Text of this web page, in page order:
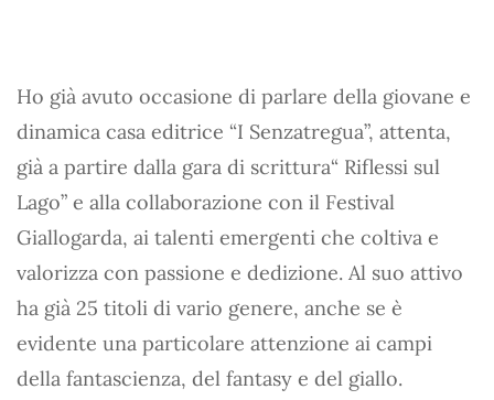
Ho già avuto occasione di parlare della giovane e
dinamica casa editrice “I Senzatregua”, attenta,
già a partire dalla gara di scrittura“ Riflessi sul
Lago” e alla collaborazione con il Festival
Giallogarda, ai talenti emergenti che coltiva e
valorizza con passione e dedizione. Al suo attivo
ha già 25 titoli di vario genere, anche se è
evidente una particolare attenzione ai campi
della fantascienza, del fantasy e del giallo.